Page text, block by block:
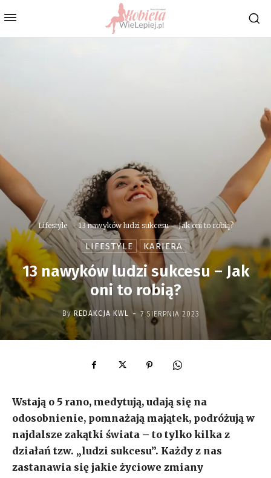
Lifestyle 13 nawyków ludzi sukcesu – Jak oni to robią?
LIFESTYLE KARIERA
13 nawyków ludzi sukcesu – Jak
oni to robią?
By REDAKCJA KWL - 7 SIERPNIA 2023
Wstają o 5 rano, medytują, udają się na
odosobnienie, pomnażają majątek, podróżują w
najdalsze zakątki świata – to tylko kilka z
działań tzw. „ludzi sukcesu”. Każdy z nas
zastanawia się jakie życiowe zmiany